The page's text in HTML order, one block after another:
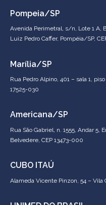
Pompeia/SP
Avenida Perimetral, s/n, Lote 1 A,
Luiz Pedro Caffer, Pompéia/SP,
Marília/SP
Rua Pedro Alpino, 401 – sala 1,
17525-030
Americana/SP
Rua São Gabriel, n. 1555, Andar 5,
Belvedere, CEP 13473-000
CUBO ITAÚ
Alameda Vicente Pinzon, 54 – Vila